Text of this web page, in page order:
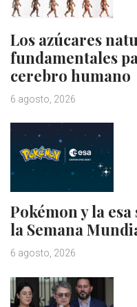
Los azúcares
fundamentales
cerebro humano
6 agosto, 2026
Pokémon y la
la Semana
6 agosto, 2026